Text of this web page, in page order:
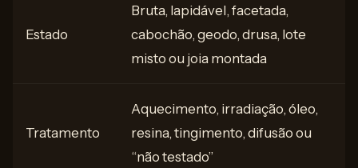
Estado
Bruta, lapidável, facetada,
cabochão, geodo, drusa, lote
misto ou joia montada
Tratamento
Aquecimento, irradiação, óleo,
resina, tingimento, difusão ou
“não testado”